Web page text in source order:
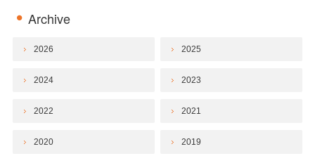
Archive
2026 2025
2024 2023
2022 2021
2020 2019